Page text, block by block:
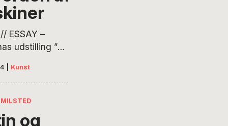
ESSAY –
udstilling ”
fremviser
mange af den
tidsalders
Kunst
og